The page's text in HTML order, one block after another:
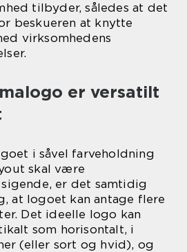
tilbyder, således at det
beskueren at knytte
virksomhedens
er versatilt
i såvel farveholdning
skal være
er det samtidig
at logoet kan antage flere
Det ideelle logo kan
som horisontalt, i
(eller sort og hvid), og